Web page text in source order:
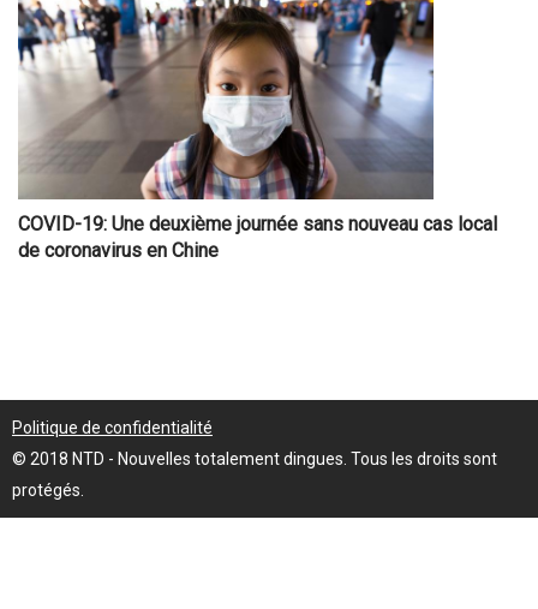
COVID-19: Une deuxième journée sans nouveau cas local
de coronavirus en Chine
Politique de confidentialité
© 2018 NTD - Nouvelles totalement dingues. Tous les droits sont
protégés.